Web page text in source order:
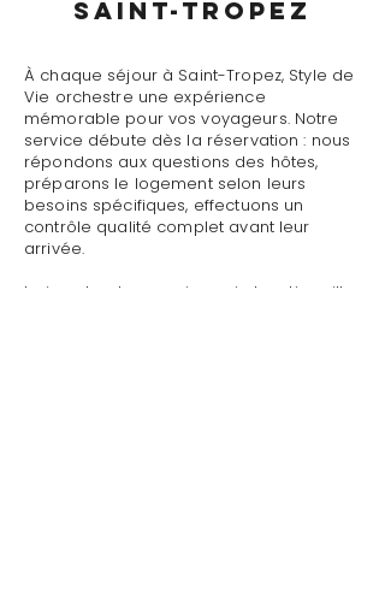
Saint-Tropez
À chaque séjour à Saint-Tropez, Style de
Vie orchestre une expérience
mémorable pour vos voyageurs. Notre
service débute dès la réservation : nous
répondons aux questions des hôtes,
préparons le logement selon leurs
besoins spécifiques, effectuons un
contrôle qualité complet avant leur
arrivée.
Le jour J, notre conciergerie location villa